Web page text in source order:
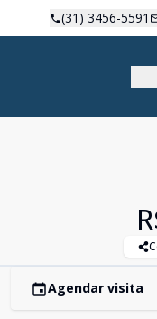
(31) 3456-5591
Agendar visita